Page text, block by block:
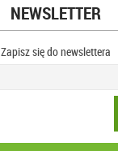
NEWSLETTER
Zapisz się do newslettera